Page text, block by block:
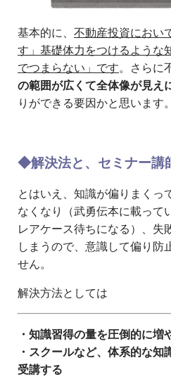
基本的に、 不動産投資におい
す」基礎体力をつけるような
でつまらない」です。さらに
の範囲が広くて全体像が見え
りができる要因かと思います。
◆解決法と、セミナー講
とはいえ、知識が偏りまくっ
なくなり（武勇伝本に載って
レアケース待ちになる）、失
しまうので、意識して偏り防
せん。
解決方法としては
・知識習得の量を圧倒的に増
・スクールなど、体系的な知
受講する